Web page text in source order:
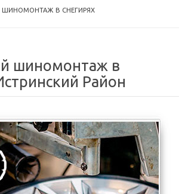
ШИНОМОНТАЖ В СНЕГИРЯХ
шиномонтаж в
Район